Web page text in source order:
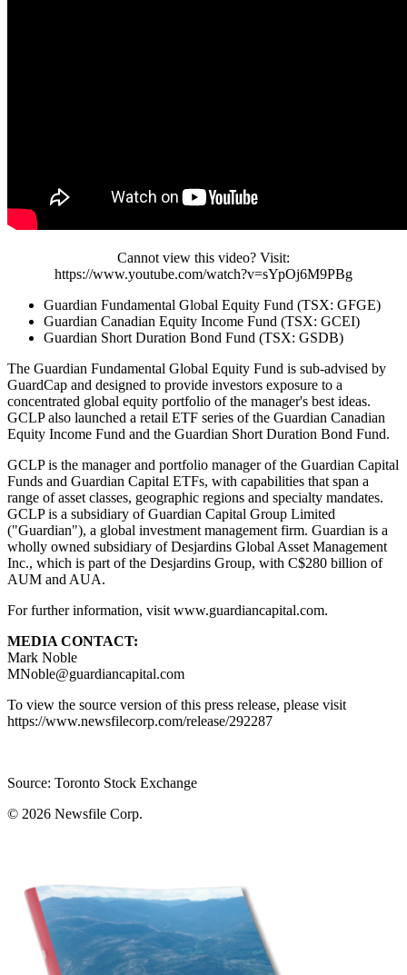
Cannot view this video? Visit:
https://www.youtube.com/watch?v=sYpOj6M9PBg
Guardian Fundamental Global Equity Fund (TSX: GFGE)
Guardian Canadian Equity Income Fund (TSX: GCEI)
Guardian Short Duration Bond Fund (TSX: GSDB)
The Guardian Fundamental Global Equity Fund is sub-advised by
GuardCap and designed to provide investors exposure to a
concentrated global equity portfolio of the manager's best ideas.
GCLP also launched a retail ETF series of the Guardian Canadian
Equity Income Fund and the Guardian Short Duration Bond Fund.
GCLP is the manager and portfolio manager of the Guardian Capital
Funds and Guardian Capital ETFs, with capabilities that span a
range of asset classes, geographic regions and specialty mandates.
GCLP is a subsidiary of Guardian Capital Group Limited
("Guardian"), a global investment management firm. Guardian is a
wholly owned subsidiary of Desjardins Global Asset Management
Inc., which is part of the Desjardins Group, with C$280 billion of
AUM and AUA.
For further information, visit www.guardiancapital.com.
MEDIA CONTACT:
Mark Noble
MNoble@guardiancapital.com
To view the source version of this press release, please visit
https://www.newsfilecorp.com/release/292287
Source: Toronto Stock Exchange
© 2026 Newsfile Corp.